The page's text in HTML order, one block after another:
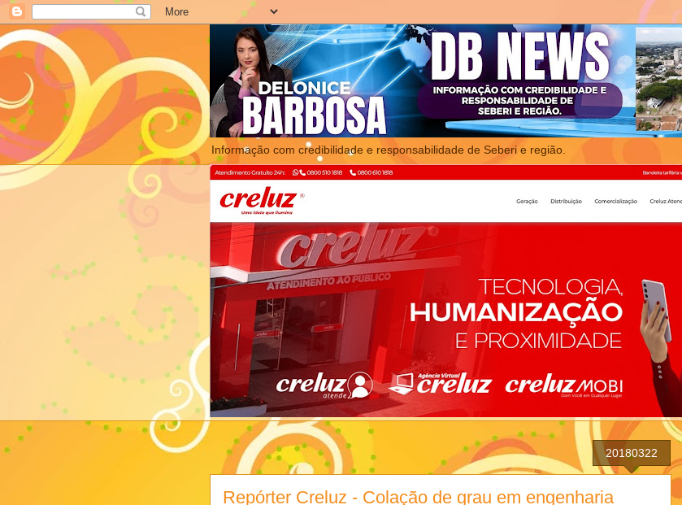
Informação com credibilidade e responsabilidade de Seberi e região.
20180322
Repórter Creluz - Colação de grau em engenharia